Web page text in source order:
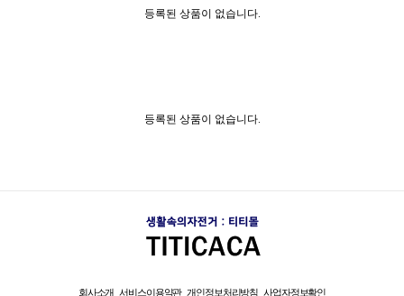
등록된 상품이 없습니다.
등록된 상품이 없습니다.
회사소개 서비스이용약관 개인정보처리방침 사업자정보확인